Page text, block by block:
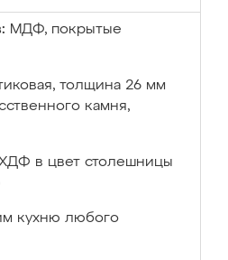
МДФ, покрытые
толщина 26 мм
камня,
в цвет столешницы
кухню любого